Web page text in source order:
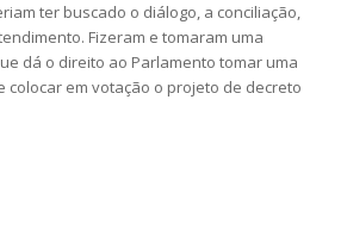
ter buscado o diálogo, a conciliação,
Fizeram e tomaram uma
dá o direito ao Parlamento tomar uma
colocar em votação o projeto de decreto